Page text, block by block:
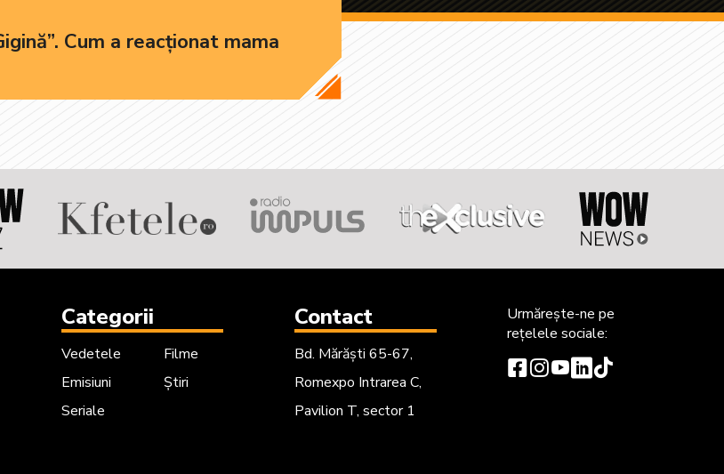
Cum a reacționat mama
Categorii
Vedetele
Emisiuni
Seriale
Filme
Știri
Contact
Bd. Mărăști 65-67,
Romexpo Intrarea C,
Pavilion T, sector 1
Urmărește-ne pe
rețelele sociale: